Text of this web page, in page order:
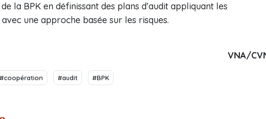
la BPK en définissant des plans d’audit appliquant les
une approche basée sur les risques.
VNA/
#coopération #audit #BPK